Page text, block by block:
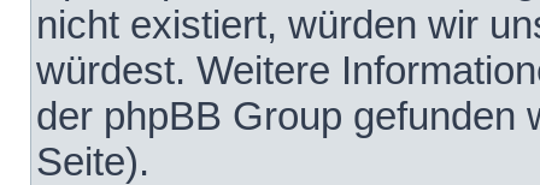
nicht existiert, würden wir
würdest. Weitere
der phpBB Group gefunden
Seite).